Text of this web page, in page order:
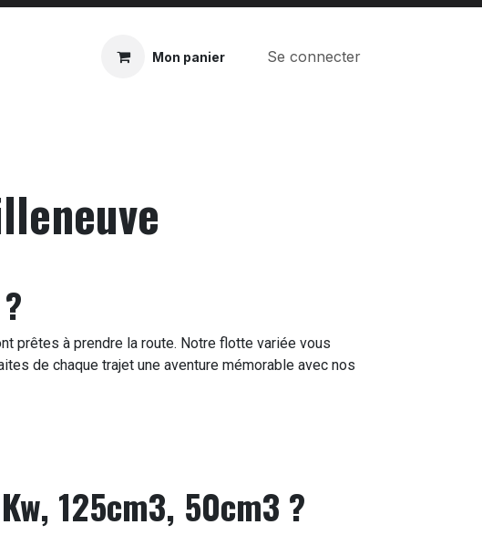
Mon panier Se connecter
prêtes à prendre la route. Notre flotte variée vous
de chaque trajet une aventure mémorable avec nos
125cm3, 50cm3 ?